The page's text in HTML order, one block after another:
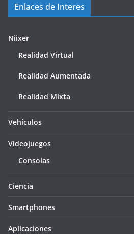
Enlaces de Interes
Niixer
Realidad Virtual
Realidad Aumentada
Realidad Mixta
Vehículos
Videojuegos
Consolas
Ciencia
Smartphones
Aplicaciones